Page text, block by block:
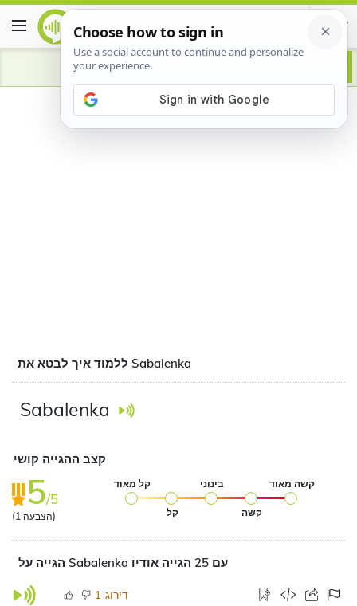
Advertisement
ללמוד איך לבטא את Sabalenka
Sabalenka
קצב ההגייה קושי
5/5
(1 הצבעה)
קל מאוד
קל
בינוני
קשה
קשה מאוד
הגייה על Sabalenka עם 25 הגייה אודיו
1 דירוג